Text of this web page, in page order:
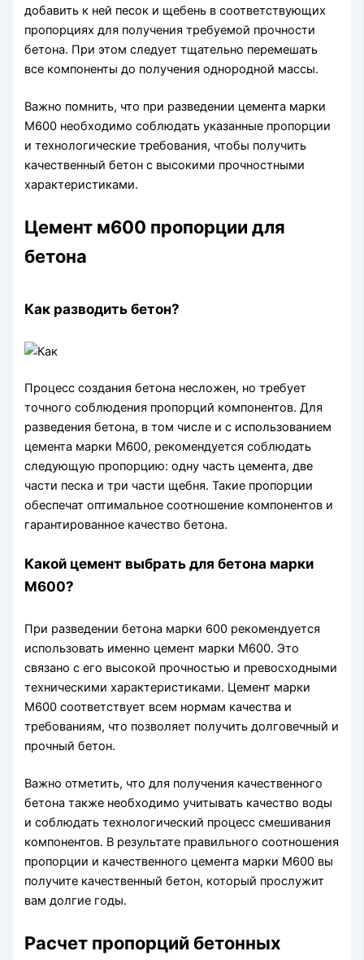
добавить к ней песок и щебень в соответствующих
пропорциях для получения требуемой прочности
бетона. При этом следует тщательно перемешать
все компоненты до получения однородной массы.
Важно помнить, что при разведении цемента марки
М600 необходимо соблюдать указанные пропорции
и технологические требования, чтобы получить
качественный бетон с высокими прочностными
характеристиками.
Цемент м600 пропорции для
бетона
Как разводить бетон?
Процесс создания бетона несложен, но требует
точного соблюдения пропорций компонентов. Для
разведения бетона, в том числе и с использованием
цемента марки М600, рекомендуется соблюдать
следующую пропорцию: одну часть цемента, две
части песка и три части щебня. Такие пропорции
обеспечат оптимальное соотношение компонентов и
гарантированное качество бетона.
Какой цемент выбрать для бетона марки
М600?
При разведении бетона марки 600 рекомендуется
использовать именно цемент марки М600. Это
связано с его высокой прочностью и превосходными
техническими характеристиками. Цемент марки
М600 соответствует всем нормам качества и
требованиям, что позволяет получить долговечный и
прочный бетон.
Важно отметить, что для получения качественного
бетона также необходимо учитывать качество воды
и соблюдать технологический процесс смешивания
компонентов. В результате правильного соотношения
пропорции и качественного цемента марки М600 вы
получите качественный бетон, который прослужит
вам долгие годы.
Расчет пропорций бетонных